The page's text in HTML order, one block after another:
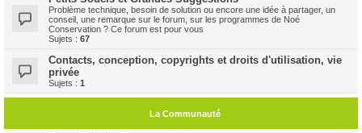
Problème technique, besoin de solution ou encore une idée à partager, un
conseil, une remarque sur le forum, sur les programmes de Noé
Conservation ? Ce forum est pour vous
Sujets : 67
Contacts, conception, copyrights et droits d'utilisation, vie
privée
Sujets : 1
La Communauté